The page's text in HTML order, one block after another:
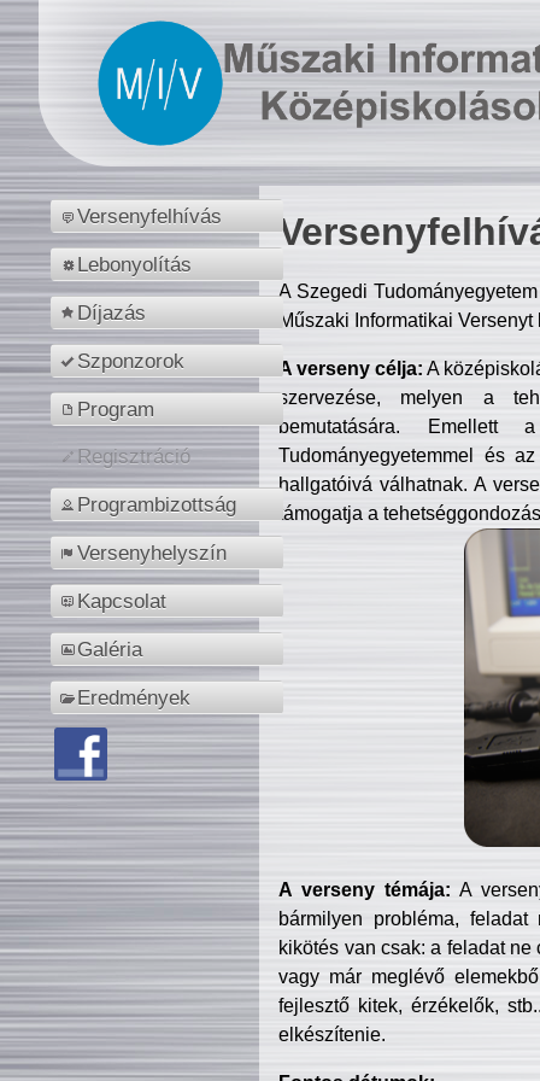
Versenyfelhívás
Lebonyolítás
Díjazás
Szponzorok
Program
Regisztráció
Programbizottság
Versenyhelyszín
Kapcsolat
Galéria
Eredmények
A Szegedi
Műszaki Informatikai
A verseny célja: A
szervezése, melyen a
bemutatására. Emellett
Tudományegyetemmel és
hallgatóivá válhatnak. A
támogatja a
A verseny témája: A
bármilyen probléma, feladat
kikötés van csak: a feladat
vagy már meglévő
fejlesztő kitek, érzékelők,
elkészítenie.